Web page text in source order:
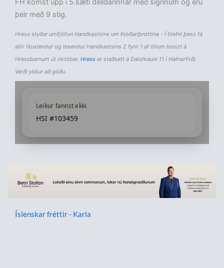
FH komst upp í 5.sæti deildarinnar með sigrinum og eru
þeir með 9 stig.
Hress styður umfjöllun Handkastsins um Þjóðaríþróttina - Í tilefni þess fá
allir hlustendur og lesendur Handkastsins 2 fyrir 1 af öllum boozt á
Hressbarnum út október. Hress er staðsett á Dalshrauni 11 í Hafnarfirði.
Verði ykkur að góðu.
Leikur fannst ekki
HSI #103459
Íslenskar fréttir - Karla